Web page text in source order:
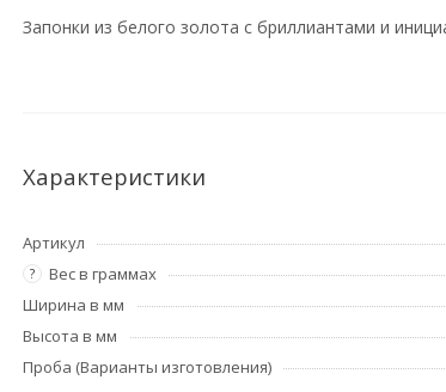
Запонки из белого золота с бриллиантами и
Характеристики
Артикул
? Вес в граммах
Ширина в мм
Высота в мм
Проба (Варианты изготовления)